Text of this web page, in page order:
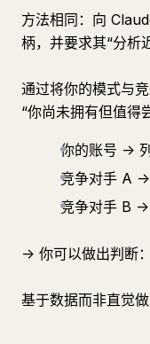
方法相同：向
柄，并要求其“分析
通过将你的模式与
“你尚未拥有但值得
你的账号 ->
竞争对手 A -
竞争对手 B -
-> 你可以做出判断
基于数据而非直觉